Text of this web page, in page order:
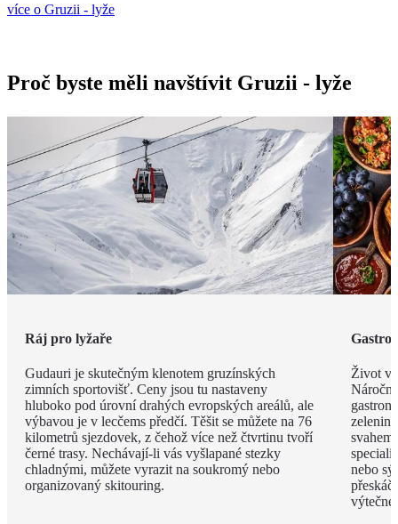
více o Gruzii - lyže
Proč byste měli navštívit Gruzii - lyže
Ráj pro lyžaře
Gudauri je skutečným klenotem gruzínských
zimních sportovišť. Ceny jsou tu nastaveny
hluboko pod úrovní drahých evropských areálů, ale
výbavou je v lecčems předčí. Těšit se můžete na 76
kilometrů sjezdovek, z čehož více než čtvrtinu tvoří
černé trasy. Nechávají-li vás vyšlapané stezky
chladnými, můžete vyrazit na soukromý nebo
organizovaný skitouring.
Život v
nebo